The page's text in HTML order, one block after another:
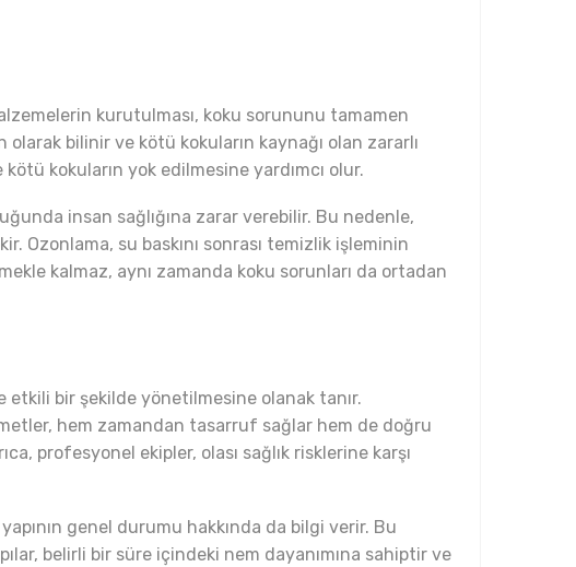
kurutulması, koku sorununu tamamen
bilinir ve kötü kokuların kaynağı olan zararlı
kokuların yok edilmesine yardımcı olur.
insan sağlığına zarar verebilir. Bu nedenle,
Ozonlama, su baskını sonrası temizlik işleminin
kalmaz, aynı zamanda koku sorunları da ortadan
etkili bir şekilde yönetilmesine olanak tanır.
hem zamandan tasarruf sağlar hem de doğru
profesyonel ekipler, olası sağlık risklerine karşı
genel durumu hakkında da bilgi verir. Bu
belirli bir süre içindeki nem dayanımına sahiptir ve